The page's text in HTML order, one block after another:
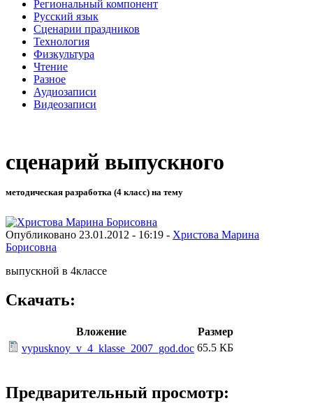
Региональный компонент
Русский язык
Сценарии праздников
Технология
Физкультура
Чтение
Разное
Аудиозаписи
Видеозаписи
сценарий выпускного
методическая разработка (4 класс) на тему
Опубликовано 23.01.2012 - 16:19 - Христова Марина
Борисовна
выпускной в 4классе
Скачать:
Вложение
Размер
vypusknoy_v_4_klasse_2007_god.doc 65.5 КБ
Предварительный просмотр: